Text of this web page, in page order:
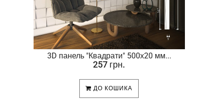
3D панель "Квадрати" 500х20 мм...
257 грн.
ДО КОШИКА